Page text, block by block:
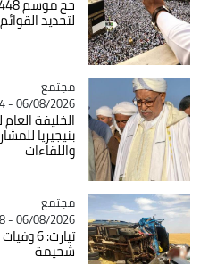
لتحديد القوائم
Catégorie
مجتمع
06/08/2026 - 18:24
الخليفة العام
بنيجيريا
واللقاءات
Catégorie
مجتمع
06/08/2026 - 17:38
تيارت: 6
شحيمة